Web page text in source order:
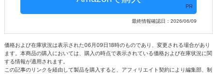
PR
最終情報確認日：2026/06/09
価格および在庫状況は表示された06月09日18時のものであり、変更される場合があり
ます。本商品の購入においては、購入の時点で表示されている価格および在庫状況に関
する情報が適用されます。
この記事のリンクを経由して製品を購入すると、アフィリエイト契約により編集部、制